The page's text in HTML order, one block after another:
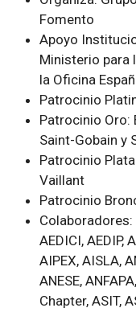
Fomento
Apoyo
Ministerio para
la Oficina
Patrocinio
Patrocinio Oro:
Saint-Gobain y
Patrocinio
Vaillant
Patrocinio
Colaboradores:
AEDICI, AEDIP,
AIPEX, AISLA,
ANESE,
Chapter, ASIT,